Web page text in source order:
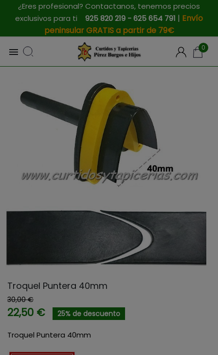
¿Eres profesional? Contactanos, tenemos precios
exclusivos para ti 925 820 219 - 625 654 791 | Envío
peninsular GRATIS a partir de 79€
 0
Troquel Puntera 40mm
30,00 €
22,50 € 25% de descuento
Troquel Puntera 40mm